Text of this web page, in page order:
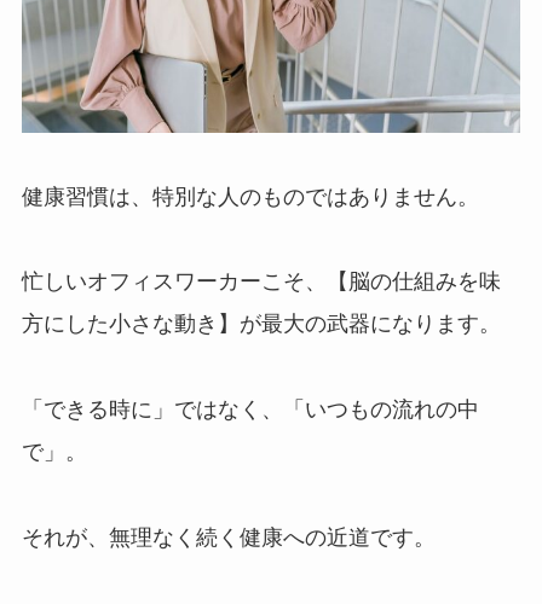
健康習慣は、特別な人のものではありません。
忙しいオフィスワーカーこそ、【脳の仕組みを味
方にした小さな動き】が最大の武器になります。
「できる時に」ではなく、「いつもの流れの中
で」。
それが、無理なく続く健康への近道です。